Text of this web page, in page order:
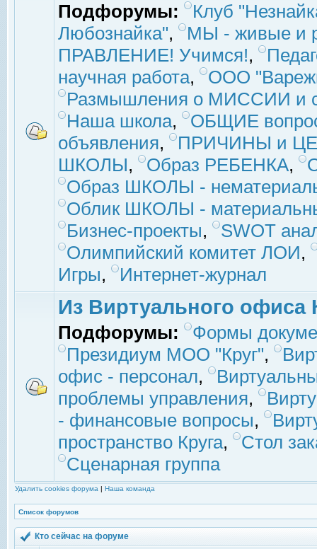
Подфорумы:
Клуб
Любознайка",
МЫ - живые и
ПРАВЛЕНИЕ! Учимся!,
научная работа,
ООО
Размышления о МИССИИ и
Наша школа,
ОБЩИЕ
объявления,
ПРИЧИНЫ и
ШКОЛЫ, Образ РЕБЕНКА,
Образ ШКОЛЫ -
Облик ШКОЛЫ -
Бизнес-проекты,
SWOT
Олимпийский комитет ЛОИ,
Игры, Интернет-журнал
Из Виртуального офиса
Подфорумы:
Формы
Президиум МОО "Круг",
офис - персонал,
проблемы управления,
- финансовые вопросы,
пространство Круга,
Стол
Сценарная группа
Удалить cookies форума | Наша команда
Список форумов
Кто сейчас на форуме